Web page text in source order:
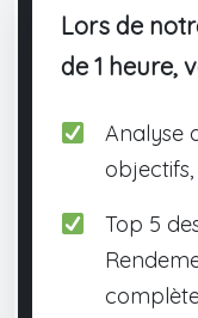
Lors de
de 1 heure,
Analyse
Top 5